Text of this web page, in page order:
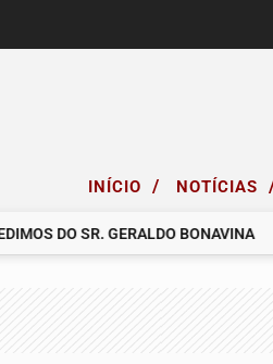
INÍCIO / NOTÍCIAS
DO SR. GERALDO BONAVINA O